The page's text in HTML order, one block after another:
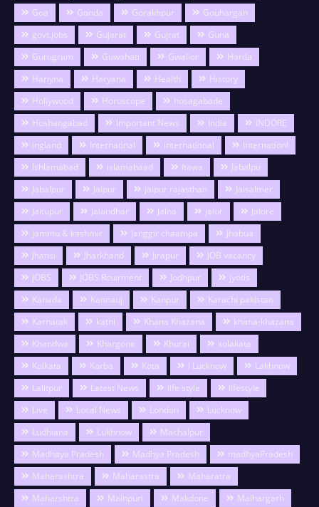
Goa
Gonda Gorakhpur
Gouhargan
govt.jobs
Gujarat Gujrat
Guna
Gurugram
Guwahati Gwalior
Harda
Hariyna
Haryana Health
History
Hollywood
Horoscope
hosagabade
Hoshangabad
Important News India
INDORE
ingland
Internatinal international
Internationl
Ishlamabad
islamabaad Itawa
Jabalpu
Jabalpur
Jaipur jaipur rajasthan
Jaisalmer
Jaitupur
Jalandhar Jalna jalor
Jalore
jammu & kashmir
Janggir chaampa
Jhabua
Jhansi
Jharkhand Jirapur
JOB vacancy
JOBS
JOBS Rcuirment Jodhpur
jyotis
Kanada
Kannauj Kanpur
Karachi pakistan
Karnatak
katni Khana Khazana
khana-khazana
Khandwa
Khargone Khurai
kolakata
Kolkata
Korba Kota l Lucknow
Lakhnow
Lalitpur
Latest News life style
lifestyle
Live
Local News London
Lucknow
Ludhiana
Lukhnow
Machalpur
Madhaya Pradesh
Madhya Pradesh
madhyaPradesh
Maharashtra
Maharastra
Maharatra
Maharshtra
Mainpuri Makdone
Malhargarh